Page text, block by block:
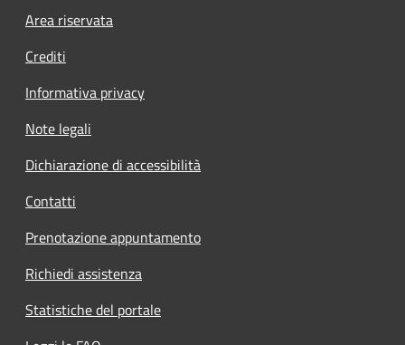
Footer menu
Area riservata
Crediti
Informativa privacy
Note legali
Dichiarazione di accessibilità
Contatti
Prenotazione appuntamento
Richiedi assistenza
Statistiche del portale